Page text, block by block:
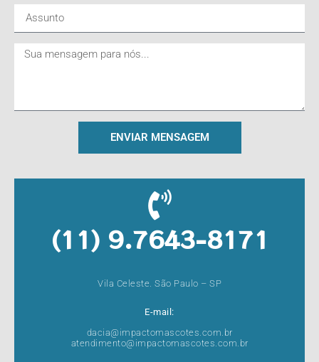
ENVIAR MENSAGEM
(11) 9.7643-8171
Vila Celeste. São Paulo – SP
E-mail:
dacia@impactomascotes.com.br
atendimento@impactomascotes.com.br